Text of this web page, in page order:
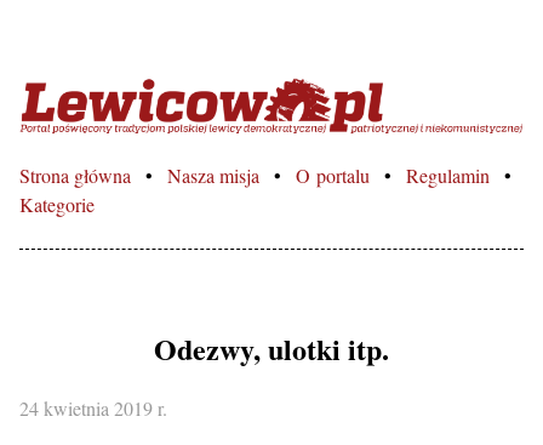
Lewicowo.pl – Portal
Strona główna Nasza misja O portalu
Regulamin
Kategorie
Odezwy, ulotki itp.
24 kwietnia 2019 r.